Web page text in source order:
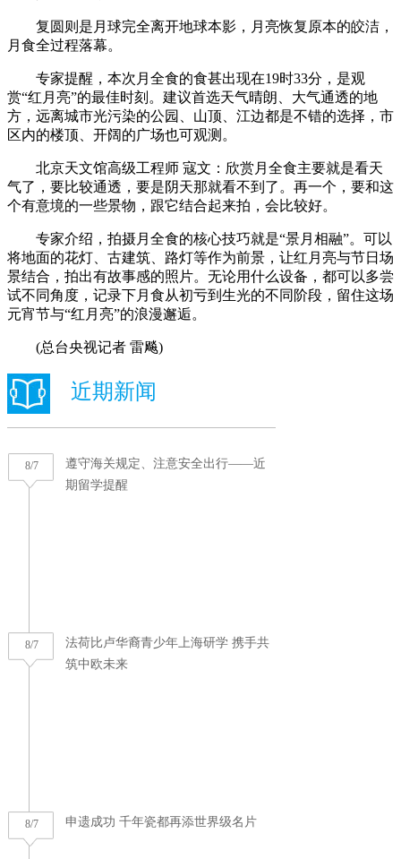
复圆则是月球完全离开地球本影，月亮恢复原本的皎洁，
月食全过程落幕。
专家提醒，本次月全食的食甚出现在19时33分，是观
赏“红月亮”的最佳时刻。建议首选天气晴朗、大气通透的地
方，远离城市光污染的公园、山顶、江边都是不错的选择，市
区内的楼顶、开阔的广场也可观测。
北京天文馆高级工程师 寇文：欣赏月全食主要就是看天
气了，要比较通透，要是阴天那就看不到了。再一个，要和这
个有意境的一些景物，跟它结合起来拍，会比较好。
专家介绍，拍摄月全食的核心技巧就是“景月相融”。可以
将地面的花灯、古建筑、路灯等作为前景，让红月亮与节日场
景结合，拍出有故事感的照片。无论用什么设备，都可以多尝
试不同角度，记录下月食从初亏到生光的不同阶段，留住这场
元宵节与“红月亮”的浪漫邂逅。
(总台央视记者 雷飚)